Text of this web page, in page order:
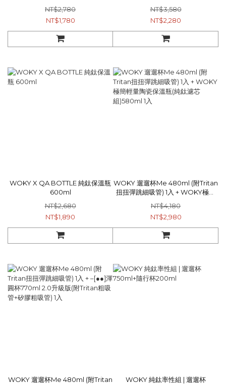
800ml 1入
NT$2,780
NT$1,780
杯帶 1 入
NT$3,580
NT$2,280
WOKY X QA BOTTLE 純鈦保溫瓶
600ml
NT$2,680
NT$1,890
WOKY 遛遛杯Me 480ml (附Tritan
扭扭彈跳細吸管) 1入 + WOKY極簡
輕量陶瓷保溫瓶(純鈦濾芯組)580ml
1入
NT$4,180
NT$2,980
WOKY 遛遛杯Me 480ml (附Tritan
WOKY 純鈦率性組 | 遛遛杯